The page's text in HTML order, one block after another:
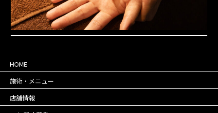
HOME
施術・メニュー
店舗情報